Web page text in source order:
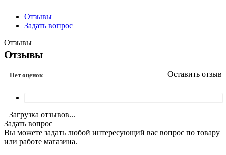
Отзывы
Задать вопрос
Отзывы
Отзывы
Нет оценок Оставить отзыв
Загрузка отзывов...
Задать вопрос
Вы можете задать любой интересующий вас вопрос по товару
или работе магазина.